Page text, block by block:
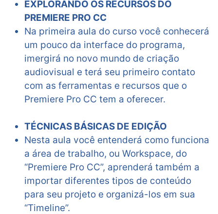
EXPLORANDO OS RECURSOS DO
PREMIERE PRO CC
Na primeira aula do curso você conhecerá
um pouco da interface do programa,
imergirá no novo mundo de criação
audiovisual e terá seu primeiro contato
com as ferramentas e recursos que o
Premiere Pro CC tem a oferecer.
TÉCNICAS BÁSICAS DE EDIÇÃO
Nesta aula você entenderá como funciona
a área de trabalho, ou Workspace, do
“Premiere Pro CC”, aprenderá também a
importar diferentes tipos de conteúdo
para seu projeto e organizá-los em sua
“Timeline”.